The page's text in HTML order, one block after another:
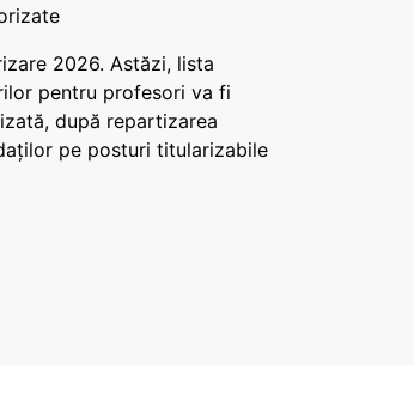
2026. Astăzi, lista
pentru profesori va fi
după repartizarea
pe posturi titularizabile